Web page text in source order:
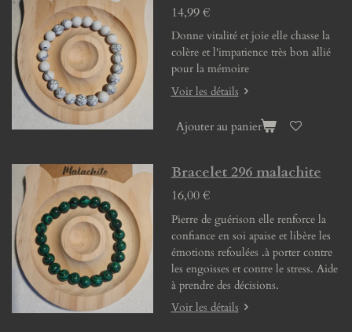
14,99 €
Donne vitalité et joie elle chasse la
colère et l'impatience très bon allié
pour la mémoire
Voir les détails
Ajouter au panier
Bracelet 296 malachite
16,00 €
Pierre de guérison elle renforce la
confiance en soi apaise et libère les
émotions refoulées .à porter contre
les engoisses et contre le stress. Aide
à prendre des décisions.
Voir les détails